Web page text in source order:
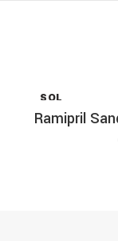
SOL
T
Ramipril